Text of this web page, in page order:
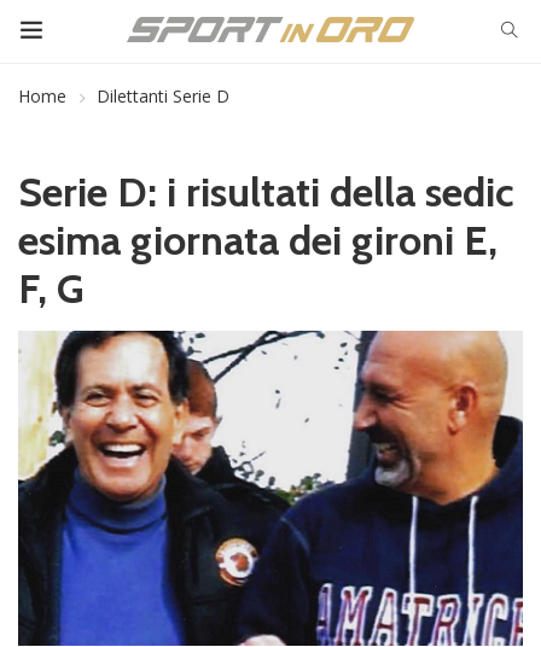
Home Dilettanti Serie D
Serie D: i risultati della sedic
esima giornata dei gironi E,
F, G